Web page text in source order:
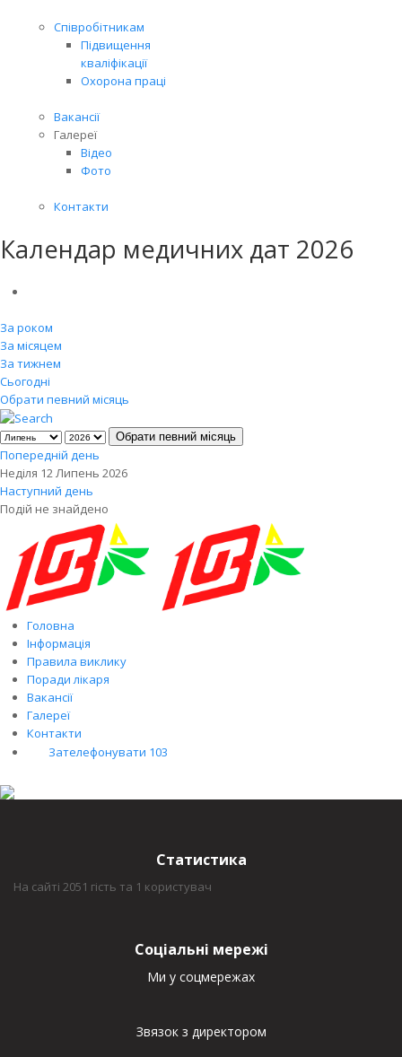
Співробітникам
Підвищення
кваліфікації
Охорона праці
Вакансії
Галереї
Відео
Фото
Контакти
Календар медичних дат 2026
За роком
За місяцем
За тижнем
Сьогодні
Обрати певний місяць
Обрати певний місяць
Попередній день
Неділя 12 Липень 2026
Наступний день
Подій не знайдено
Головна
Інформація
Правила виклику
Поради лікаря
Вакансії
Галереї
Контакти
Зателефонувати 103
Статистика
На сайті 2051 гість та 1 користувач
Соціальні мережі
Ми у соцмережах
Звязок з директором